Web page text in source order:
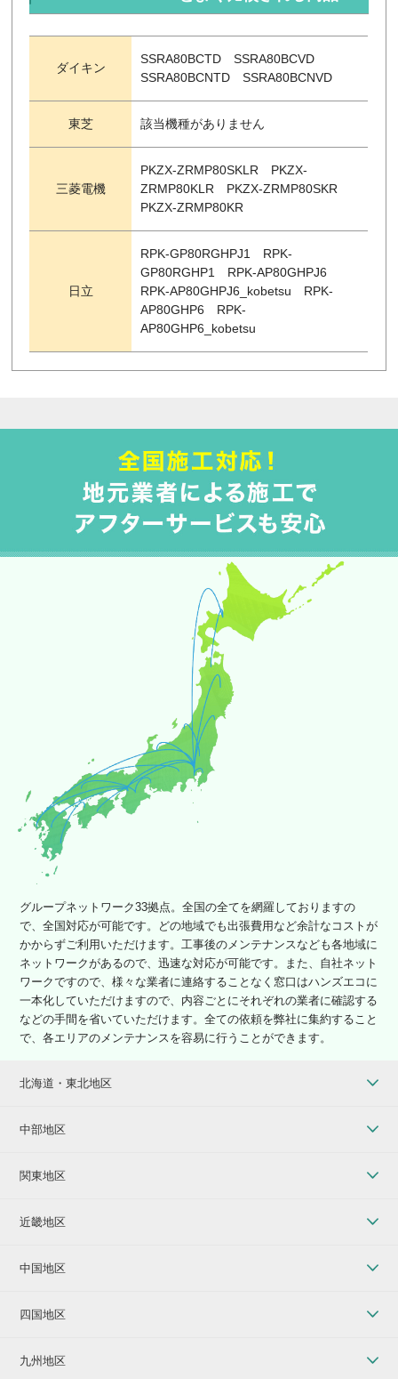
ダイキン
SSRA80BCTD SSRA80BCVD
SSRA80BCNTD SSRA80BCNVD
東芝 該当機種がありません
三菱電機
PKZX-ZRMP80SKLR PKZX-
ZRMP80KLR PKZX-ZRMP80SKR
PKZX-ZRMP80KR
日立
RPK-GP80RGHPJ1 RPK-
GP80RGHP1 RPK-AP80GHPJ6
RPK-AP80GHPJ6_kobetsu RPK-
AP80GHP6 RPK-
AP80GHP6_kobetsu
グループネットワーク33拠点。全国の全てを網羅しておりますの
で、全国対応が可能です。どの地域でも出張費用など余計なコストが
かからずご利用いただけます。工事後のメンテナンスなども各地域に
ネットワークがあるので、迅速な対応が可能です。また、自社ネット
ワークですので、様々な業者に連絡することなく窓口はハンズエコに
一本化していただけますので、内容ごとにそれぞれの業者に確認する
などの手間を省いていただけます。全ての依頼を弊社に集約すること
で、各エリアのメンテナンスを容易に行うことができます。
北海道・東北地区
中部地区
関東地区
近畿地区
中国地区
四国地区
九州地区